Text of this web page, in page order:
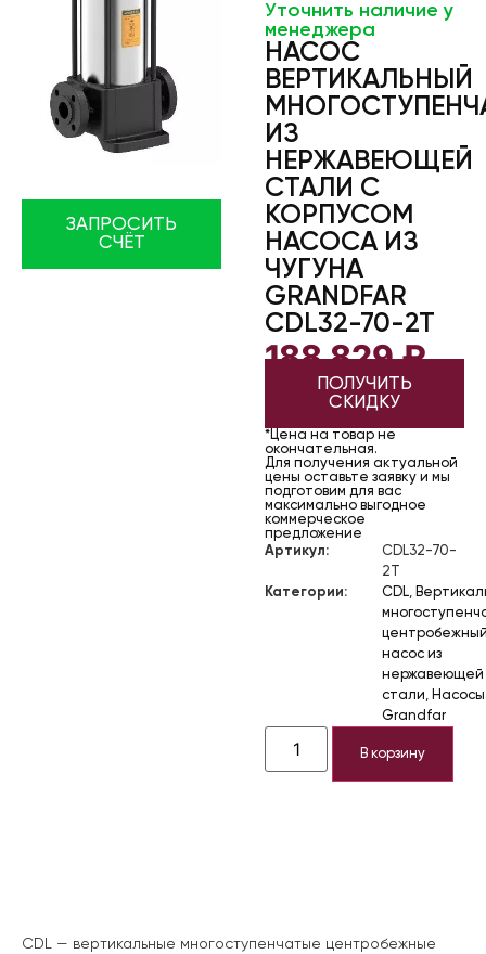
ЗАПРОСИТЬ
СЧЁТ
Уточнить наличие у
менеджера
НАСОС
ВЕРТИКАЛЬНЫЙ
ИЗ
НЕРЖАВЕЮЩЕЙ
СТАЛИ С
КОРПУСОМ
НАСОСА ИЗ
ЧУГУНА
GRANDFAR
CDL32-70-2T
188 829₽
ПОЛУЧИТЬ
СКИДКУ
*Цена на товар не
окончательная.
Для получения актуальной
цены оставьте заявку и мы
подготовим для вас
максимально выгодное
коммерческое
предложение
Артикул:
CDL32-70-
2T
Категории:
CDL
насос из
нержавеющей
стали
Насосы
Grandfar
В корзину
CDL — вертикальные многоступенчатые центробежные